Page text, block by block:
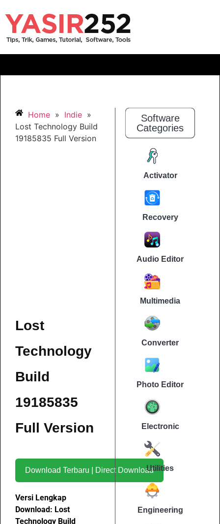
Home » Indie »
Lost Technology Build
19185835 Full Version
Lost
Technology
Build
19185835
Full Version
Download Terbaru | Direct Download
Versi Lengkap
Download: Lost
Technology Build
Software
Categories
Activator
Recovery
Audio Editor
Multimedia
Converter
Photo Editor
Electronic
Utilities
Engineering